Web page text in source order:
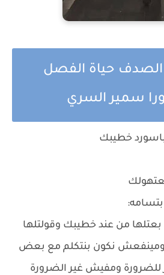
الصدف حياة الفصل
سمير السري
خطيبك
بعتلها من عند خطيبك وقولتلها
ومينفعش نكون بنتكلم مع بعض
للضرورة ومفيش غير الضرورة